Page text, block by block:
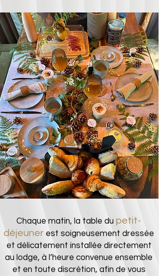
Chaque matin, la table du petit-
déjeuner est soigneusement dressée
et délicatement installée directement
au lodge, à l’heure convenue ensemble
et en toute discrétion, afin de vous